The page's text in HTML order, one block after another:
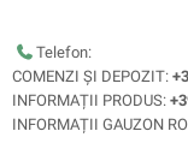
Telefon:
COMENZI ȘI DEPOZIT:
INFORMAȚII PRODUS:
INFORMAȚII GAUZON